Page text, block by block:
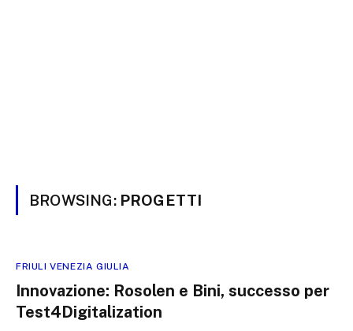
BROWSING: PROGETTI
FRIULI VENEZIA GIULIA
Innovazione: Rosolen e Bini, successo per
Test4Digitalization